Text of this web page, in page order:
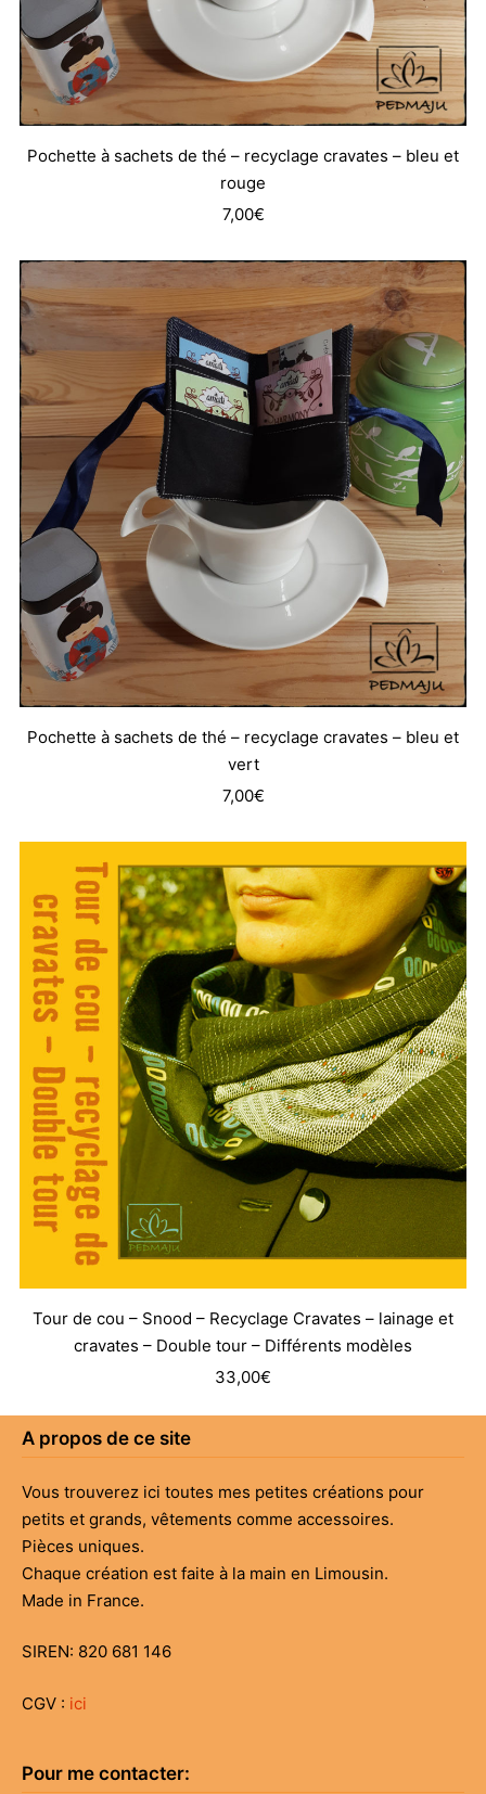
Pochette à sachets de thé – recyclage cravates – bleu et
rouge
7,00€
Pochette à sachets de thé – recyclage cravates – bleu et
vert
7,00€
Tour de cou – Snood – Recyclage Cravates – lainage et
cravates – Double tour – Différents modèles
33,00€
A propos de ce site
Vous trouverez ici toutes mes petites créations pour
petits et grands, vêtements comme accessoires.
Pièces uniques.
Chaque création est faite à la main en Limousin.
Made in France.
SIREN: 820 681 146
CGV : ici
Pour me contacter: